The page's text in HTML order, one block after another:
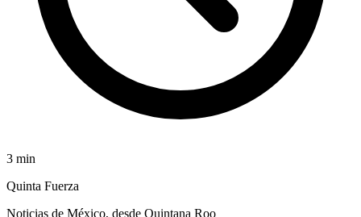
3 min
Quinta Fuerza
Noticias de México, desde Quintana Roo